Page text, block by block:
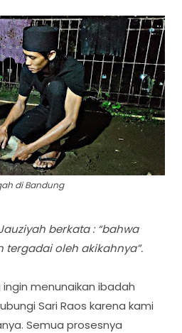
di Bandung
berkata : “bahwa
tergadai oleh akikahnya”.
menunaikan ibadah
Sari Raos karena kami
Semua prosesnya